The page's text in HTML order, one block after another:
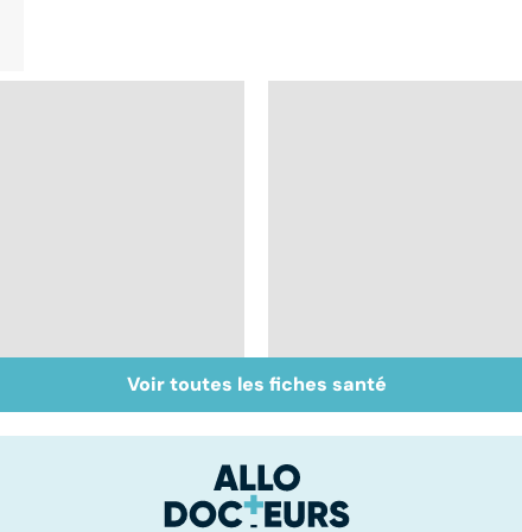
Muscler ses abdos
pour retrouver un
Crampes, déchirures,
élongations... : quand
Voir toutes les fiches santé